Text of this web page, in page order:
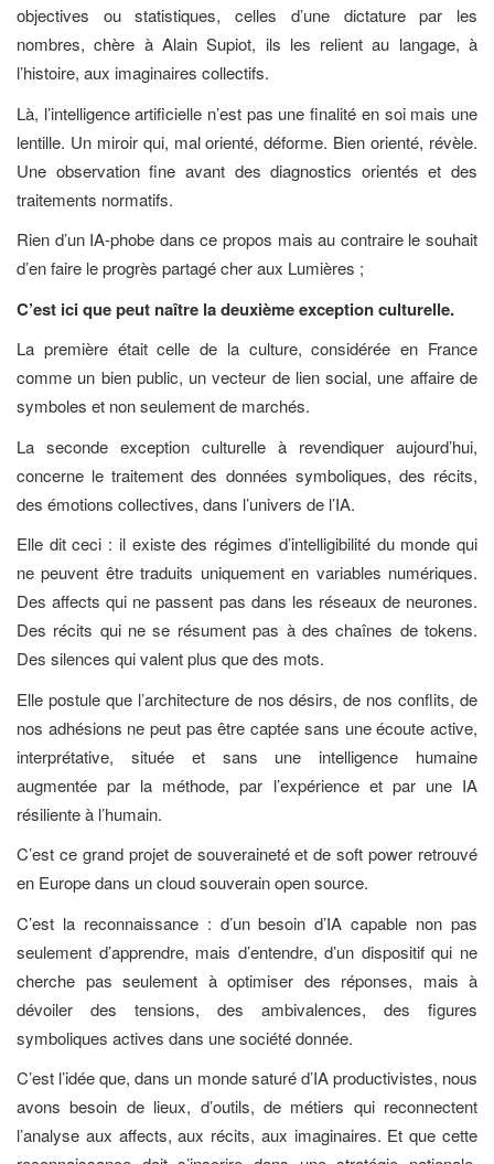
objectives ou statistiques, celles d’une dictature par les
nombres, chère à Alain Supiot, ils les relient au langage, à
l’histoire, aux imaginaires collectifs.
Là, l’intelligence artificielle n’est pas une finalité en soi mais une
lentille. Un miroir qui, mal orienté, déforme. Bien orienté, révèle.
Une observation fine avant des diagnostics orientés et des
traitements normatifs.
Rien d’un IA-phobe dans ce propos mais au contraire le souhait
d’en faire le progrès partagé cher aux Lumières ;
C’est ici que peut naître la deuxième exception culturelle.
La première était celle de la culture, considérée en France
comme un bien public, un vecteur de lien social, une affaire de
symboles et non seulement de marchés.
La seconde exception culturelle à revendiquer aujourd’hui,
concerne le traitement des données symboliques, des récits,
des émotions collectives, dans l’univers de l’IA.
Elle dit ceci : il existe des régimes d’intelligibilité du monde qui
ne peuvent être traduits uniquement en variables numériques.
Des affects qui ne passent pas dans les réseaux de neurones.
Des récits qui ne se résument pas à des chaînes de tokens.
Des silences qui valent plus que des mots.
Elle postule que l’architecture de nos désirs, de nos conflits, de
nos adhésions ne peut pas être captée sans une écoute active,
interprétative, située et sans une intelligence humaine
augmentée par la méthode, par l’expérience et par une IA
résiliente à l’humain.
C’est ce grand projet de souveraineté et de soft power retrouvé
en Europe dans un cloud souverain open source.
C’est la reconnaissance : d’un besoin d’IA capable non pas
seulement d’apprendre, mais d’entendre, d’un dispositif qui ne
cherche pas seulement à optimiser des réponses, mais à
dévoiler des tensions, des ambivalences, des figures
symboliques actives dans une société donnée.
C’est l’idée que, dans un monde saturé d’IA productivistes, nous
avons besoin de lieux, d’outils, de métiers qui reconnectent
l’analyse aux affects, aux récits, aux imaginaires. Et que cette